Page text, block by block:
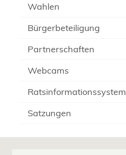
Wahlen
Bürgerbeteiligung
Partnerschaften
Webcams
Ratsinformationssystem
Satzungen